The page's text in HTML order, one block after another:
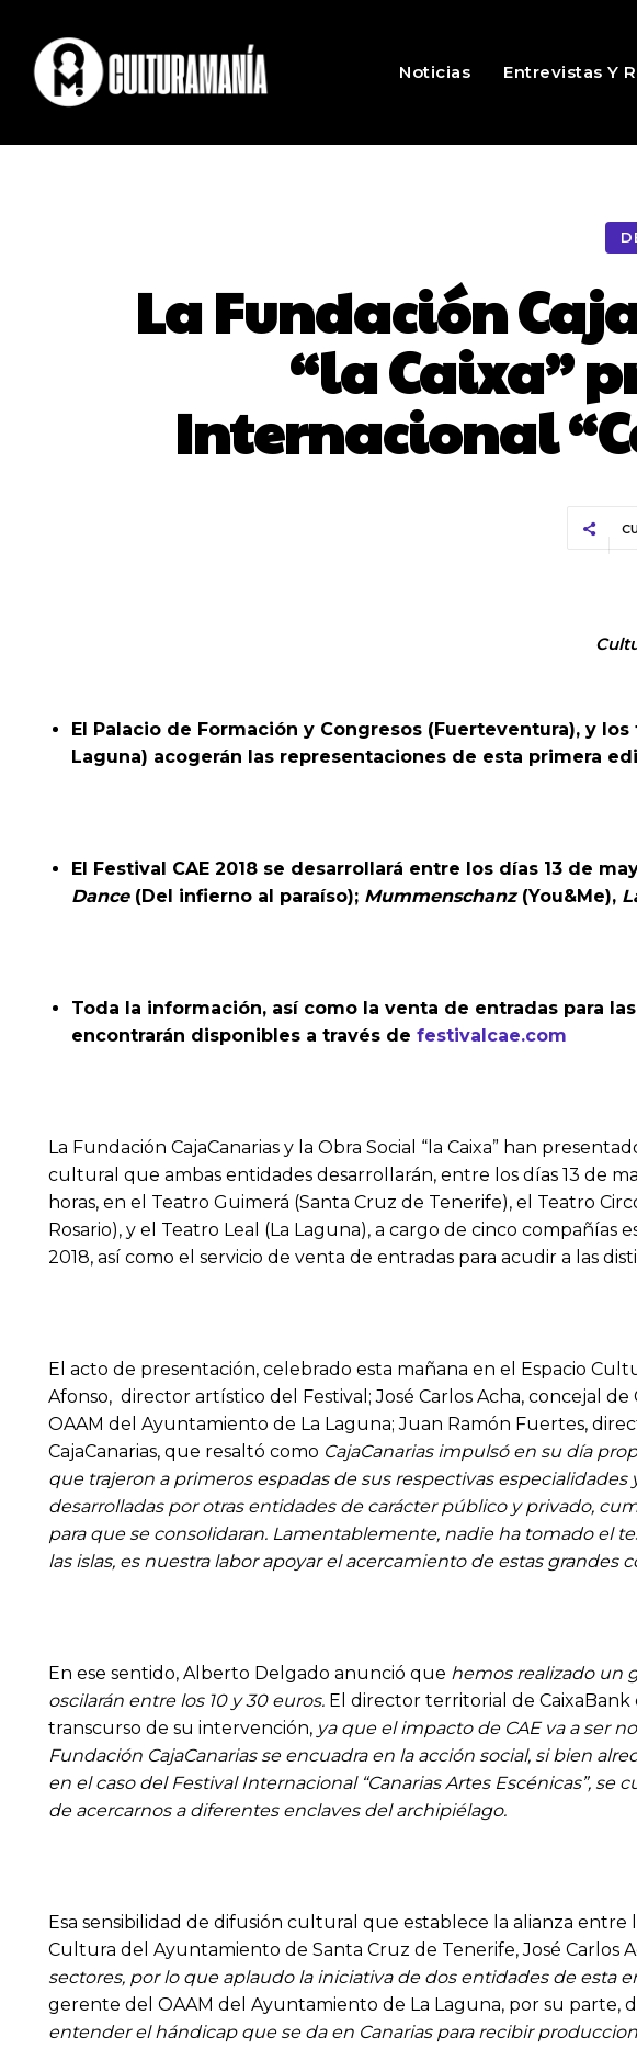
Noticias Entrevistas Y
La Fundación
“la Caixa”
Internacional
El Palacio de Formación y Congresos (Fuerteventura), y
Laguna) acogerán las representaciones de esta primera
El Festival CAE 2018 se desarrollará entre los días 13 de
Dance (Del infierno al paraíso); Mummenschanz (You&Me),
Toda la información, así como la venta de entradas para
encontrarán disponibles a través de festivalcae.com
La Fundación CajaCanarias y la Obra Social “la Caixa” han
cultural que ambas entidades desarrollarán, entre los días 13 de
horas, en el Teatro Guimerá (Santa Cruz de Tenerife), el Teatro
Rosario), y el Teatro Leal (La Laguna), a cargo de cinco
2018, así como el servicio de venta de entradas para acudir a las
El acto de presentación, celebrado esta mañana en el Espacio
Afonso, director artístico del Festival; José Carlos Acha, concejal
OAAM del Ayuntamiento de La Laguna; Juan Ramón Fuertes,
CajaCanarias, que resaltó como CajaCanarias impulsó en su día
que trajeron a primeros espadas de sus respectivas
desarrolladas por otras entidades de carácter público y privado,
para que se consolidaran. Lamentablemente, nadie ha tomado el
las islas, es nuestra labor apoyar el acercamiento de estas
En ese sentido, Alberto Delgado anunció que hemos realizado un
oscilarán entre los 10 y 30 euros. El director territorial de CaixaBank
transcurso de su intervención, ya que el impacto de CAE va a ser
Fundación CajaCanarias se encuadra en la acción social, si bien
en el caso del Festival Internacional “Canarias Artes Escénicas”,
de acercarnos a diferentes enclaves del archipiélago.
Esa sensibilidad de difusión cultural que establece la alianza entre
Cultura del Ayuntamiento de Santa Cruz de Tenerife, José Carlos
sectores, por lo que aplaudo la iniciativa de dos entidades de esta
gerente del OAAM del Ayuntamiento de La Laguna, por su parte,
entender el hándicap que se da en Canarias para recibir